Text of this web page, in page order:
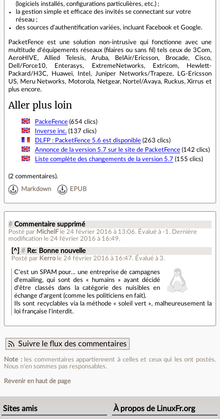
(logiciels installés, configurations particulières, etc.) ;
la gestion simple et efficace des invités se connectant sur votre
réseau ;
des sources d'authentification variées, incluant Facebook et Google.
PacketFence est une solution non-intrusive qui fonctionne avec une
multitude d'équipements réseaux (filaires ou sans fil) tels ceux de 3Com,
AeroHIVE, Allied Telesis, Aruba, BelAir/Ericsson, Brocade, Cisco,
Dell/Force10, Enterasys, ExtremeNetworks, Extricom, Hewlett-
Packard/H3C, Huawei, Intel, Juniper Networks/Trapeze, LG-Ericsson
US, Meru Networks, Motorola, Netgear, Nortel/Avaya, Ruckus, Xirrus et
plus encore.
Aller plus loin
PackeFence(654 clics)
Inverse inc. (137 clics)
DLFP : PacketFence 5.6 est disponible(263 clics)
Annonce de la version 5.7 sur le site de PacketFence(142 clics)
Liste complète des changements de la version 5.7 (155 clics)
(2 commentaires).
Markdown EPUB
# Commentaire supprimé
Posté par MichelF le 24 février 2016 à 13:06. Évalué à -1. Dernière
modification le 24 février 2016 à 16:49.
[^] # Re: Bonne nouvelle
Posté par Kerro le 24 février 2016 à 16:47. Évalué à 3.
C'est un SPAM pour… une entreprise de campagnes
d'emailing, qui sont des « humains » ayant décidé
d'être classés dans la catégorie des nuisibles en
échange d'argent (comme les politiciens en fait).
Ils sont recyclables via la méthode « soleil vert », malheureusement la
loi française l'interdit.
Suivre le flux des commentaires
Note :les commentaires appartiennent à celles et ceux qui les ont postés.
Nous n’en sommes pas responsables.
Revenir en haut de page
Sites amis À propos de LinuxFr.org